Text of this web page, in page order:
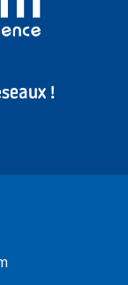
!